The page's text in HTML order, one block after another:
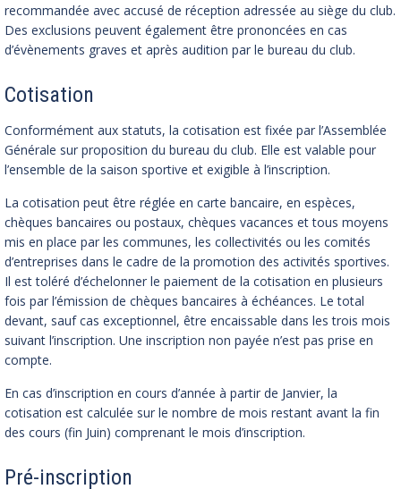
recommandée avec accusé de réception adressée au siège du club.
Des exclusions peuvent également être prononcées en cas
d’évènements graves et après audition par le bureau du club.
Cotisation
Conformément aux statuts, la cotisation est fixée par l’Assemblée
Générale sur proposition du bureau du club. Elle est valable pour
l’ensemble de la saison sportive et exigible à l’inscription.
La cotisation peut être réglée en carte bancaire, en espèces,
chèques bancaires ou postaux, chèques vacances et tous moyens
mis en place par les communes, les collectivités ou les comités
d’entreprises dans le cadre de la promotion des activités sportives.
Il est toléré d’échelonner le paiement de la cotisation en plusieurs
fois par l’émission de chèques bancaires à échéances. Le total
devant, sauf cas exceptionnel, être encaissable dans les trois mois
suivant l’inscription. Une inscription non payée n’est pas prise en
compte.
En cas d’inscription en cours d’année à partir de Janvier, la
cotisation est calculée sur le nombre de mois restant avant la fin
des cours (fin Juin) comprenant le mois d’inscription.
Pré-inscription